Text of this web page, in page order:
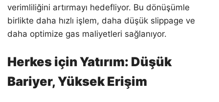
verimliliğini artırmayı hedefliyor. Bu dönüşümle
birlikte daha hızlı işlem, daha düşük slippage ve
daha optimize gas maliyetleri sağlanıyor.
Herkes için Yatırım: Düşük
Bariyer, Yüksek Erişim